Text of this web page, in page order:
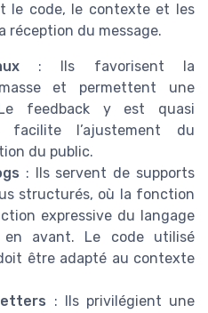
le code, le contexte et les
réception du message.
: Ils favorisent la
et permettent une
feedback y est quasi
l’ajustement du
du public.
: Ils servent de supports
structurés, où la fonction
expressive du langage
en avant. Le code utilisé
être adapté au contexte
: Ils privilégient une